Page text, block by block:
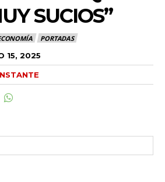
SUCIOS”
PORTADAS
15, 2025